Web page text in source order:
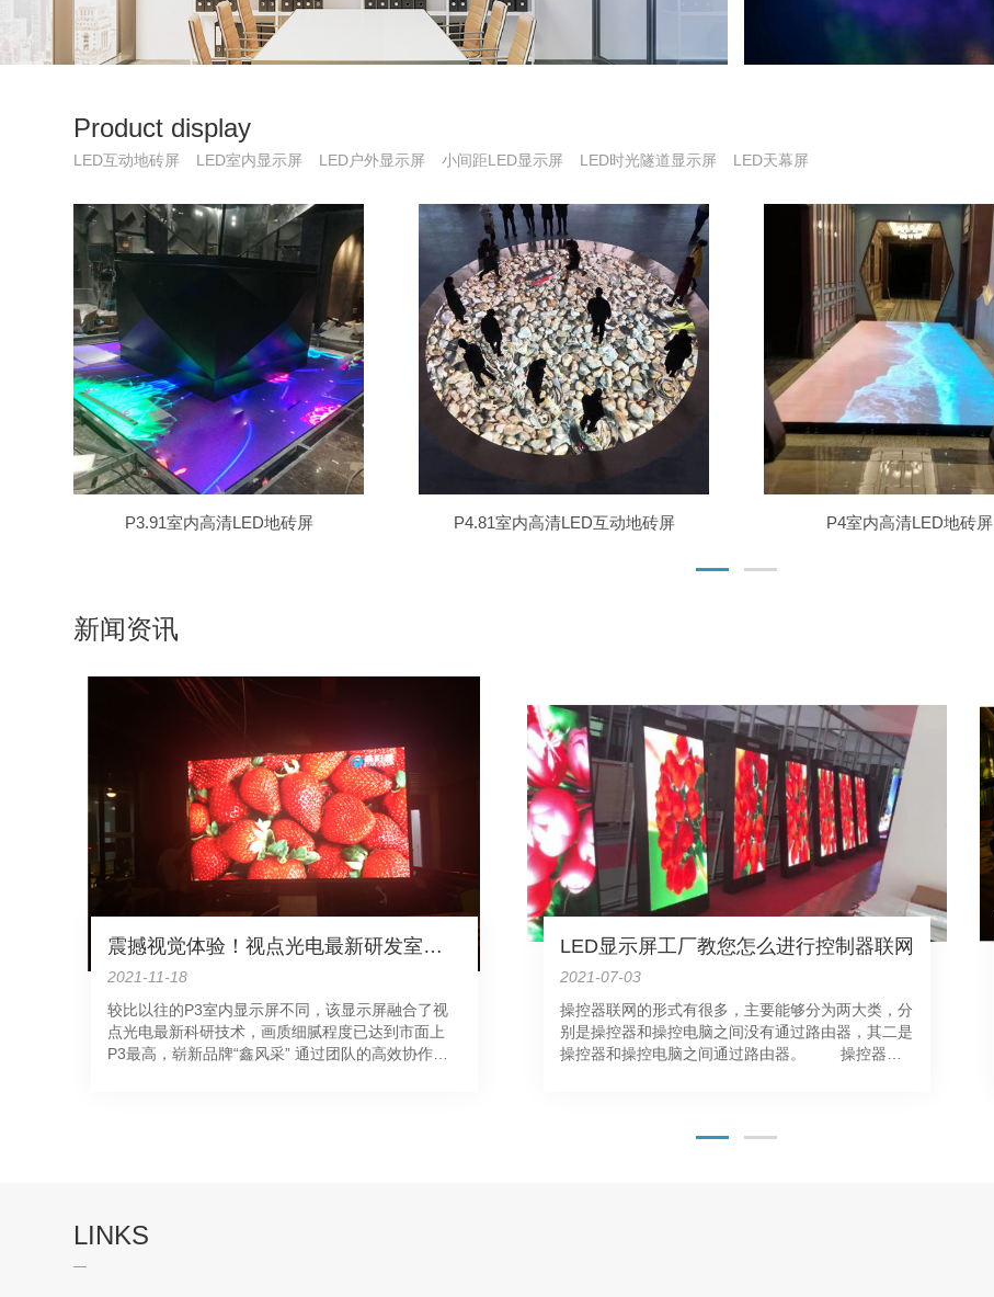
Product display
LED互动地砖屏 LED室内显示屏 LED户外显示屏 小间距LED显示屏 LED时光隧道显示屏 LED天幕屏
P3.91室内高清LED地砖屏 P4.81室内高清LED互动地砖屏 P4室内高清LED地砖屏
新闻资讯
震撼视觉体验！视点光电最新研发室内LED显示屏成功在广州点亮
2021-11-18
较比以往的P3室内显示屏不同，该显示屏融合了视
点光电最新科研技术，画质细腻程度已达到市面上
P3最高，崭新品牌“鑫风采” 通过团队的高效协作，
LED显示屏工厂教您怎么进行控制器联网
2021-07-03
操控器联网的形式有很多，主要能够分为两大类，分
别是操控器和操控电脑之间没有通过路由器，其二是
操控器和操控电脑之间通过路由器。 操控器和
行、车站、医院多用这种连接，这种连接……
LINKS